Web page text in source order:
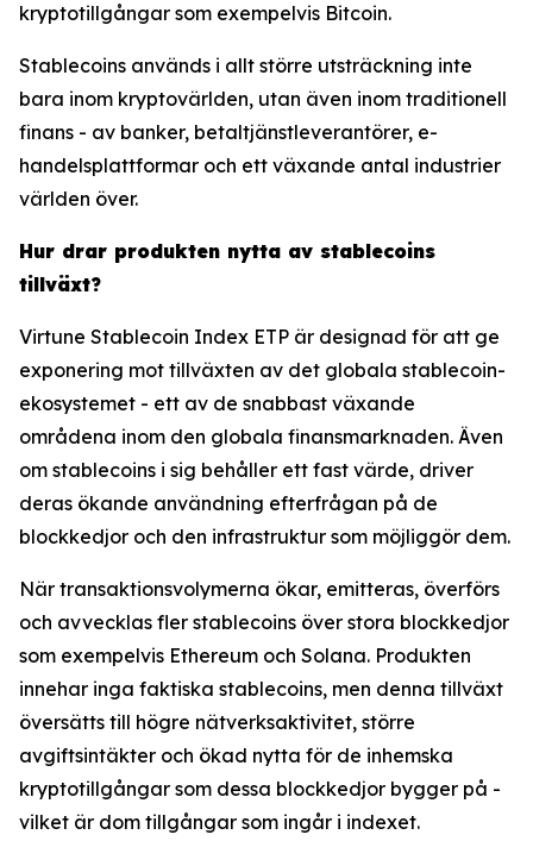
kryptotillgångar som exempelvis Bitcoin.
Stablecoins används i allt större utsträckning inte
bara inom kryptovärlden, utan även inom traditionell
finans - av banker, betaltjänstleverantörer, e-
handelsplattformar och ett växande antal industrier
världen över.
Hur drar produkten nytta av stablecoins
tillväxt?
Virtune Stablecoin Index ETP är designad för att ge
exponering mot tillväxten av det globala stablecoin-
ekosystemet - ett av de snabbast växande
områdena inom den globala finansmarknaden. Även
om stablecoins i sig behåller ett fast värde, driver
deras ökande användning efterfrågan på de
blockkedjor och den infrastruktur som möjliggör dem.
När transaktionsvolymerna ökar, emitteras, överförs
och avvecklas fler stablecoins över stora blockkedjor
som exempelvis Ethereum och Solana. Produkten
innehar inga faktiska stablecoins, men denna tillväxt
översätts till högre nätverksaktivitet, större
avgiftsintäkter och ökad nytta för de inhemska
kryptotillgångar som dessa blockkedjor bygger på -
vilket är dom tillgångar som ingår i indexet.